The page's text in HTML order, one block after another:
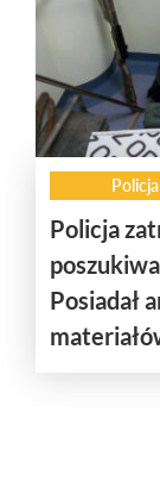
Policja
Policja
Posiadał